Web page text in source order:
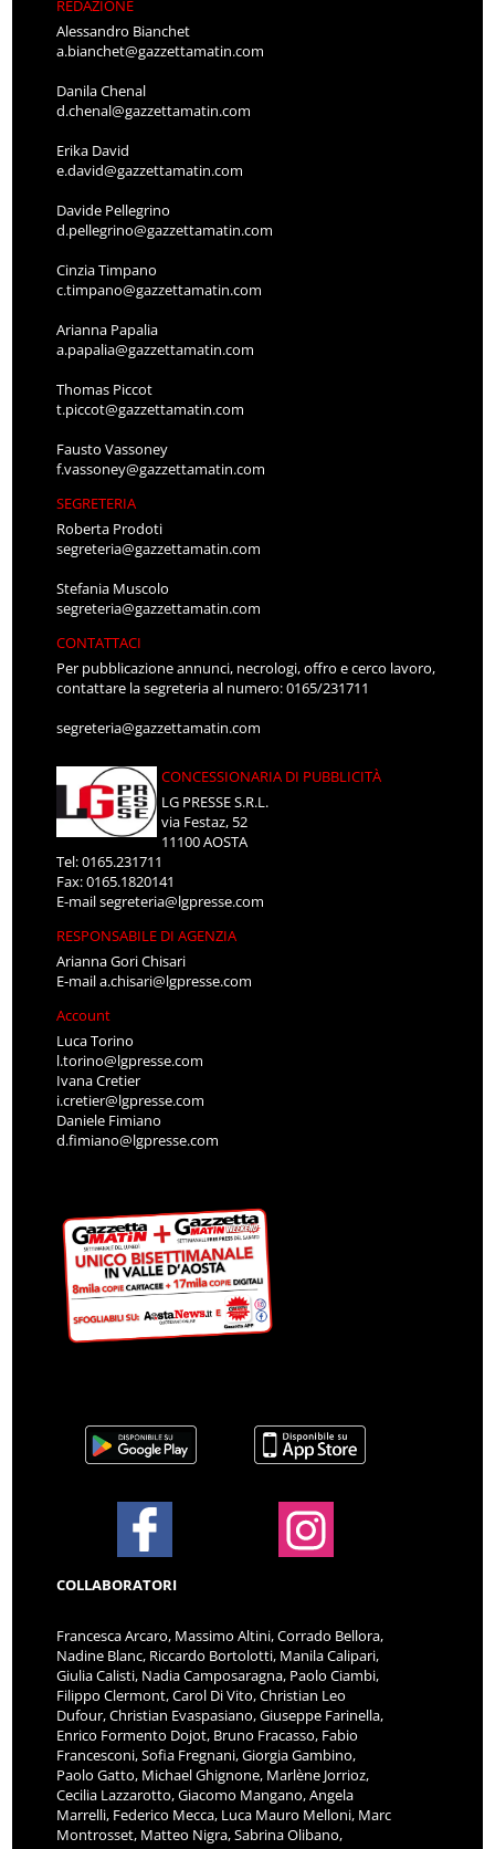
REDAZIONE
Alessandro Bianchet
a.bianchet@gazzettamatin.com
Danila Chenal
d.chenal@gazzettamatin.com
Erika David
e.david@gazzettamatin.com
Davide Pellegrino
d.pellegrino@gazzettamatin.com
Cinzia Timpano
c.timpano@gazzettamatin.com
Arianna Papalia
a.papalia@gazzettamatin.com
Thomas Piccot
t.piccot@gazzettamatin.com
Fausto Vassoney
f.vassoney@gazzettamatin.com
SEGRETERIA
Roberta Prodoti
segreteria@gazzettamatin.com
Stefania Muscolo
segreteria@gazzettamatin.com
CONTATTACI
Per pubblicazione annunci, necrologi, offro e cerco lavoro,
contattare la segreteria al numero: 0165/231711
segreteria@gazzettamatin.com
CONCESSIONARIA DI PUBBLICITÀ
LG PRESSE S.R.L.
via Festaz, 52
11100 AOSTA
Tel: 0165.231711
Fax: 0165.1820141
E-mailsegreteria@lgpresse.com
RESPONSABILE DI AGENZIA
Arianna Gori Chisari
E-maila.chisari@lgpresse.com
Account
Luca Torino
l.torino@lgpresse.com
Ivana Cretier
i.cretier@lgpresse.com
Daniele Fimiano
d.fimiano@lgpresse.com
COLLABORATORI
Francesca Arcaro, Massimo Altini, Corrado Bellora,
Nadine Blanc, Riccardo Bortolotti, Manila Calipari,
Giulia Calisti, Nadia Camposaragna, Paolo Ciambi,
Filippo Clermont, Carol Di Vito, Christian Leo
Dufour, Christian Evaspasiano, Giuseppe Farinella,
Enrico Formento Dojot, Bruno Fracasso, Fabio
Francesconi, Sofia Fregnani, Giorgia Gambino,
Paolo Gatto, Michael Ghignone, Marlène Jorrioz,
Cecilia Lazzarotto, Giacomo Mangano, Angela
Marrelli, Federico Mecca, Luca Mauro Melloni, Marc
Montrosset, Matteo Nigra, Sabrina Olibano,